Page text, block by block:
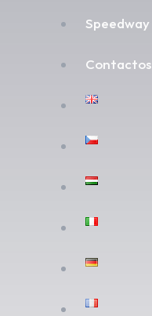
Speedway
Contactos